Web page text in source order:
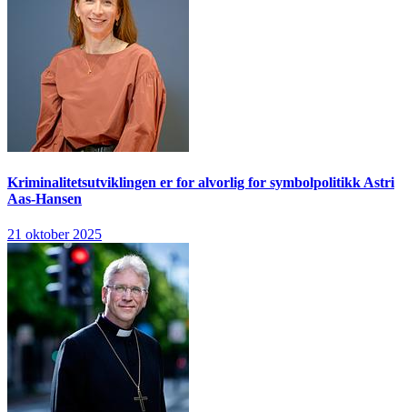
Kriminalitetsutviklingen er for alvorlig for symbolpolitikk Astri
Aas-Hansen
21 oktober 2025